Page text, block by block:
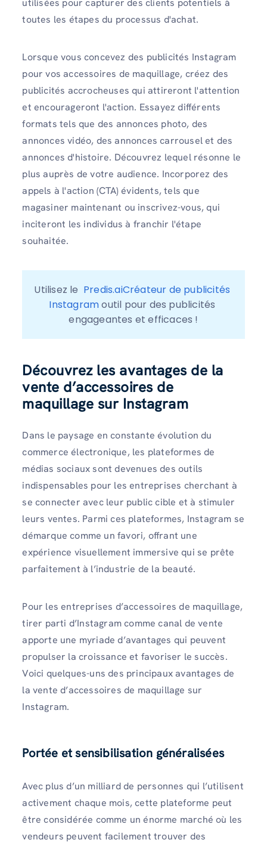
utilisées pour capturer des clients potentiels à
toutes les étapes du processus d'achat.
Lorsque vous concevez des publicités Instagram
pour vos accessoires de maquillage, créez des
publicités accrocheuses qui attireront l'attention
et encourageront l'action. Essayez différents
formats tels que des annonces photo, des
annonces vidéo, des annonces carrousel et des
annonces d'histoire. Découvrez lequel résonne le
plus auprès de votre audience. Incorporez des
appels à l'action (CTA) évidents, tels que
magasiner maintenant ou inscrivez-vous, qui
inciteront les individus à franchir l'étape
souhaitée.
Utilisez le Predis.aiCréateur de publicités
Instagram outil pour des publicités
engageantes et efficaces !
Découvrez les avantages de la
vente d’accessoires de
maquillage sur Instagram
Dans le paysage en constante évolution du
commerce électronique, les plateformes de
médias sociaux sont devenues des outils
indispensables pour les entreprises cherchant à
se connecter avec leur public cible et à stimuler
leurs ventes. Parmi ces plateformes, Instagram se
démarque comme un favori, offrant une
expérience visuellement immersive qui se prête
parfaitement à l’industrie de la beauté.
Pour les entreprises d’accessoires de maquillage,
tirer parti d’Instagram comme canal de vente
apporte une myriade d’avantages qui peuvent
propulser la croissance et favoriser le succès.
Voici quelques-uns des principaux avantages de
la vente d’accessoires de maquillage sur
Instagram.
Portée et sensibilisation généralisées
Avec plus d’un milliard de personnes qui l’utilisent
activement chaque mois, cette plateforme peut
être considérée comme un énorme marché où les
vendeurs peuvent facilement trouver des